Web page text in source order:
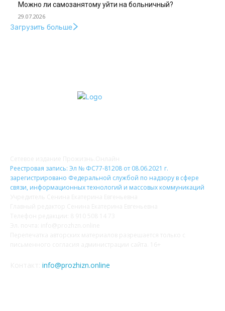
Можно ли самозанятому уйти на больничный?
29.07.2026
Загрузить больше
Реестровая запись: Эл № ФС77-81208 от 08.06.2021 г.
зарегистрировано Федеральной службой по надзору в сфере
связи, информационных технологий и массовых коммуникаций
info@prozhizn.online